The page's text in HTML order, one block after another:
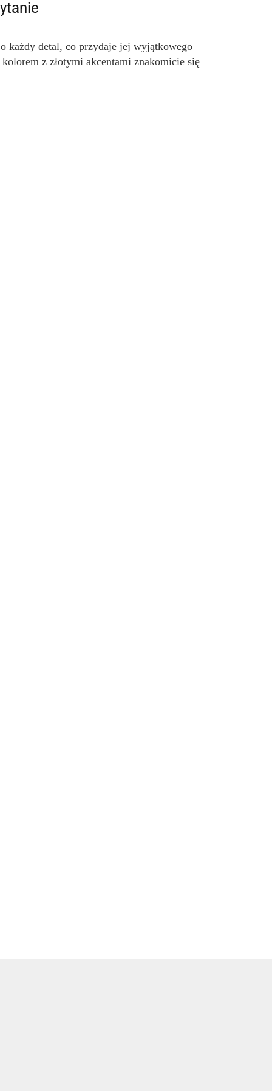
każdy detal, co przydaje jej wyjątkowego
z złotymi akcentami znakomicie się